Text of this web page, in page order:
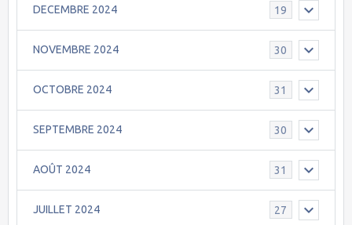
DECEMBRE 2024 19
NOVEMBRE 2024 30
OCTOBRE 2024 31
SEPTEMBRE 2024 30
AOÛT 2024 31
JUILLET 2024 27